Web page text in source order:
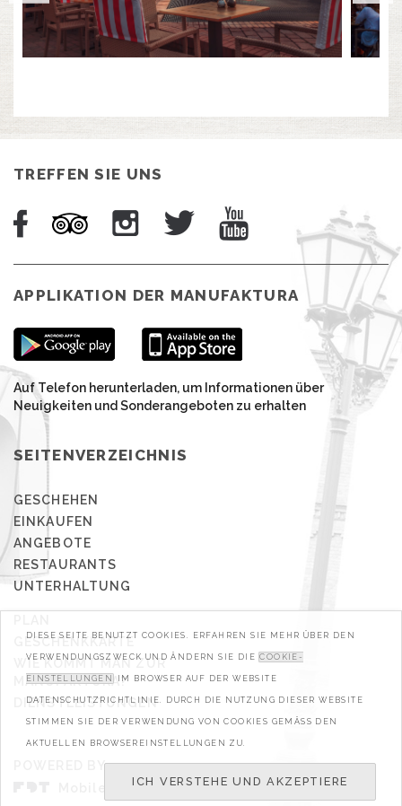
TREFFEN SIE UNS
APPLIKATION DER MANUFAKTURA
Auf Telefon herunterladen, um Informationen über
Neuigkeiten und Sonderangeboten zu erhalten
SEITENVERZEICHNIS
GESCHEHEN
EINKAUFEN
ANGEBOTE
RESTAURANTS
UNTERHALTUNG
GESCHENKKARTE
WIE KOMMT MAN ZUR
MANUFAKTURA?
DIENSTLEISTUNGEN
POWERED BY
Mobile & Web Developers
DIESE SEITE BENUTZT COOKIES. ERFAHREN SIE MEHR ÜBER DEN
VERWENDUNGSZWECK UND ÄNDERN SIE DIE COOKIE-
EINSTELLUNGEN IM BROWSER AUF DER WEBSITE
DATENSCHUTZRICHTLINIE. DURCH DIE NUTZUNG DIESER WEBSITE
STIMMEN SIE DER VERWENDUNG VON COOKIES GEMÄSS DEN A
KTUELLEN BROWSEREINSTELLUNGEN ZU.
ICH VERSTEHE UND AKZEPTIERE